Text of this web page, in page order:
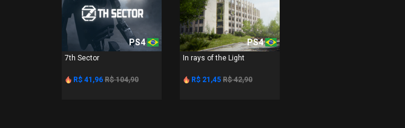
PS4
7th Sector
R$ 41,96 R$ 104,90
PS4
In rays of the Light
R$ 21,45 R$ 42,90